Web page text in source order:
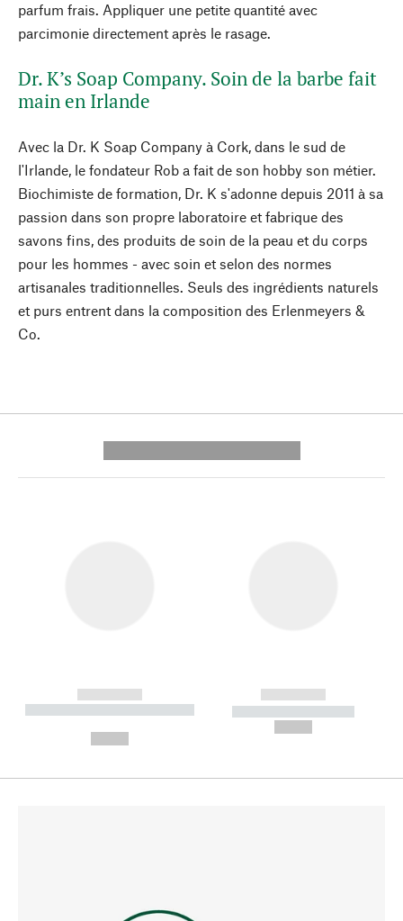
parfum frais. Appliquer une petite quantité avec
parcimonie directement après le rasage.
Dr. K’s Soap Company. Soin de la barbe fait
main en Irlande
Avec la Dr. K Soap Company à Cork, dans le sud de
l'Irlande, le fondateur Rob a fait de son hobby son métier.
Biochimiste de formation, Dr. K s'adonne depuis 2011 à sa
passion dans son propre laboratoire et fabrique des
savons fins, des produits de soin de la peau et du corps
pour les hommes - avec soin et selon des normes
artisanales traditionnelles. Seuls des ingrédients naturels
et purs entrent dans la composition des Erlenmeyers &
Co.
------------
----------- ----------- --------
------------
----------- -----------